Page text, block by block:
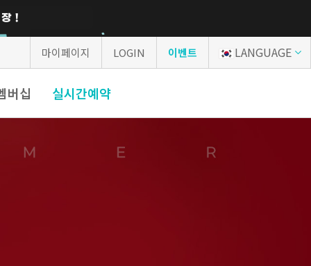
마이페이지 LOGIN 이벤트 LANGUAGE
버십 실시간예약